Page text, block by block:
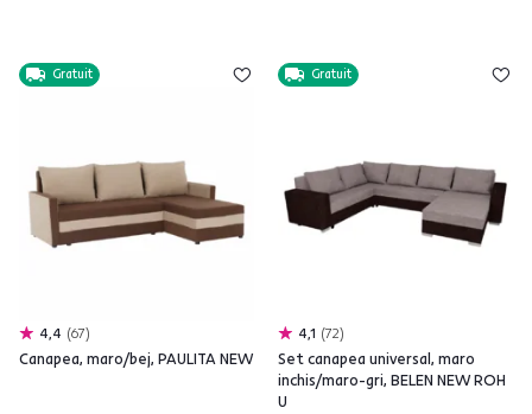
Gratuit
4,4 67
Canapea, maro/bej, PAULITA NEW
Gratuit
4,1 72
Set canapea universal, maro
inchis/maro-gri, BELEN NEW ROH
U